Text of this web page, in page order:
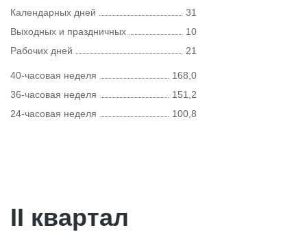
Календарных дней
31
Выходных и праздничных
10
Рабочих дней
21
40-часовая неделя
168,0
36-часовая неделя
151,2
24-часовая неделя
100,8
II квартал